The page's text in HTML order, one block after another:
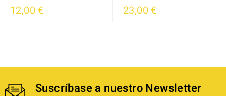
12,00 € 23,00 €
Suscríbase a nuestro Newsletter